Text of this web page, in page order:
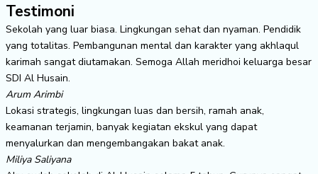
Testimoni
Sekolah yang luar biasa. Lingkungan sehat dan nyaman. Pendidik
yang totalitas. Pembangunan mental dan karakter yang akhlaqul
karimah sangat diutamakan. Semoga Allah meridhoi keluarga besar
SDI Al Husain.
Arum Arimbi
Lokasi strategis, lingkungan luas dan bersih, ramah anak,
keamanan terjamin, banyak kegiatan ekskul yang dapat
menyalurkan dan mengembangakan bakat anak.
Miliya Saliyana